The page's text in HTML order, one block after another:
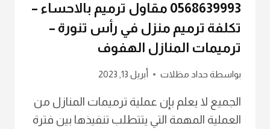
0568639993 مقاول ترميم بالاحساء –
تكلفة ترميم منزل في رأس تنورة –
ترميمات المنازل الهفوف
بواسطة حداد مظلات أبريل 13, 2023
الجميع لا يعلم بإن عملية ترميمات المنازل من
العملية المهمة التي يتتطلب تنفيذها بين فترة